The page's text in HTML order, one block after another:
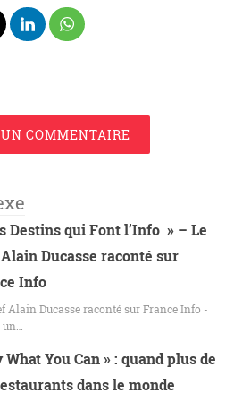
COMMENTAIRE
Destins qui Font l’Info » – Le
Ducasse raconté sur
Info
Alain Ducasse raconté sur France Info -
What You Can » : quand plus de
dans le monde